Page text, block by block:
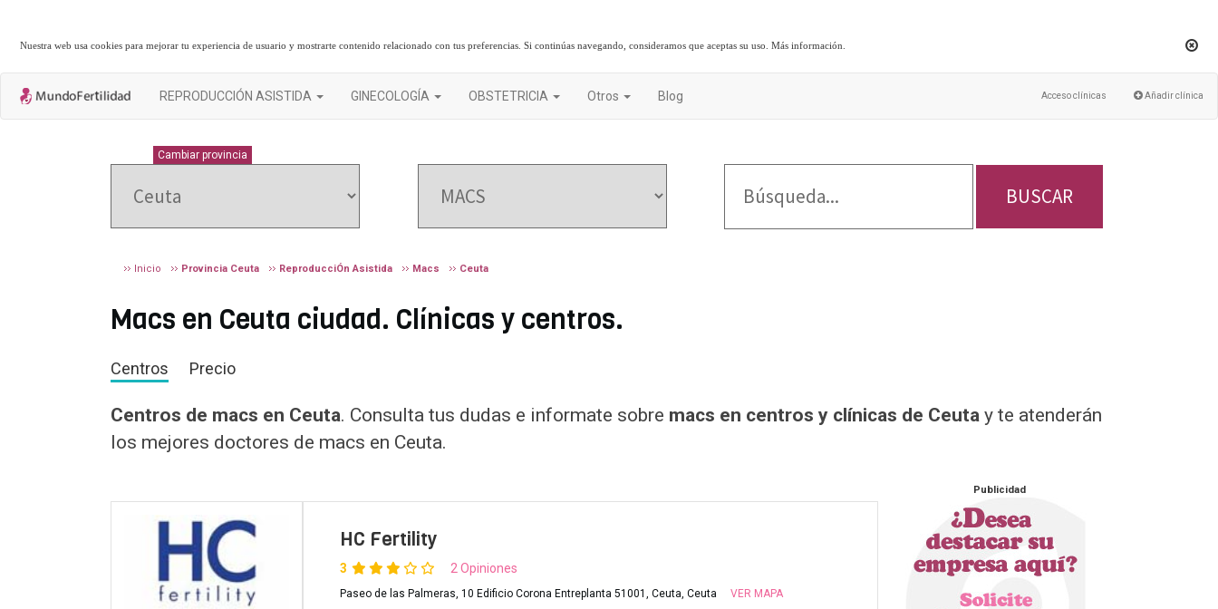
Nuestra web usa cookies para mejorar tu experiencia de usuario y mostrarte contenido relacionado con tus preferencias. Si continúas navegando, consideramos que aceptas su uso.Más información
REPRODUCCIÓN ASISTIDA GINECOLOGÍA OBSTETRICIA Otros Blog Acceso clínicas Añadir clínica
Cambiar provincia
BUSCAR
Inicio Provincia Ceuta ReproducciÓn Asistida Macs Ceuta
Macs en Ceuta ciudad. Clínicas y centros.
Centros Precio
Centros de macs en Ceuta. Consulta tus dudas e informate sobre macs en centros y clínicas de Ceuta y te atenderán
los mejores doctores de macs en Ceuta.
HC Fertility
3 2 Opiniones
Paseo de las Palmeras, 10 Edificio Corona Entreplanta 51001, Ceuta, Ceuta VER MAPA
Publicidad